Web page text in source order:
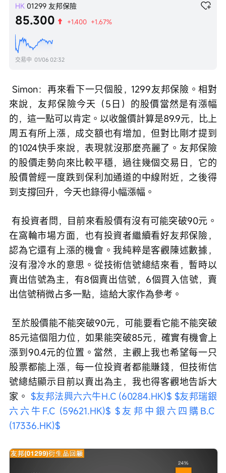
HK 01299 友邦保險
85.300 +1.400 +1.67%
交易中 01/06 02:32
來說，友邦保險今天（5日）的股價當然是有漲幅
的，這一點可以肯定。以收盤價計算是89.9元，比上
周五有所上漲，成交額也有增加，但對比剛才提到
的1024快手來說，表現就沒那麼亮麗了。友邦保險
的股價走勢向來比較平穩，過往幾個交易日，它的
股價曾經一度跌到保利加通道的中線附近，之後得
到支撐回升，今天也錄得小幅漲幅。
在窩輪市場方面，也有投資者繼續看好友邦保險，
認為它還有上漲的機會。我純粹是客觀陳述數據，
沒有潑冷水的意思。從技術信號總結來看，暫時以
賣出信號為主，有8個賣出信號，6個買入信號，賣
出信號稍微占多一點，這給大家作為參考。
85元這個阻力位，如果能突破85元，確實有機會上
漲到90.4元的位置。當然，主觀上我也希望每一只
股票都能上漲，每一位投資者都能賺錢，但技術信
號總結顯示目前以賣出為主，我也得客觀地告訴大
家。 $友邦法興六六牛H.C (60284.HK)$ $友邦瑞銀
六六牛F.C (59621.HK)$ $友邦中銀六四購B.C
(17336.HK)$